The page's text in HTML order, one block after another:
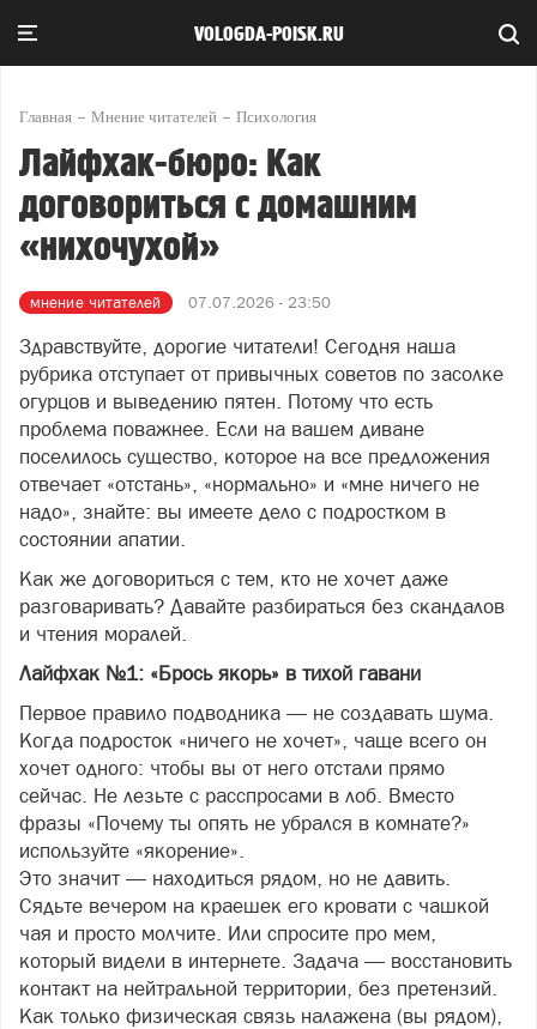
VOLOGDA-POISK.RU
Главная Мнение читателей Психология
Лайфхак-бюро: Как
договориться с домашним
«нихочухой»
мнение читателей 07.07.2026 - 23:50
Здравствуйте, дорогие читатели! Сегодня наша
рубрика отступает от привычных советов по засолке
огурцов и выведению пятен. Потому что есть
проблема поважнее. Если на вашем диване
поселилось существо, которое на все предложения
отвечает «отстань», «нормально» и «мне ничего не
надо», знайте: вы имеете дело с подростком в
состоянии апатии.
Как же договориться с тем, кто не хочет даже
разговаривать? Давайте разбираться без скандалов
и чтения моралей.
Лайфхак №1: «Брось якорь» в тихой гавани
Первое правило подводника — не создавать шума.
Когда подросток «ничего не хочет», чаще всего он
хочет одного: чтобы вы от него отстали прямо
сейчас. Не лезьте с расспросами в лоб. Вместо
фразы «Почему ты опять не убрался в комнате?»
используйте «якорение».
Это значит — находиться рядом, но не давить.
Сядьте вечером на краешек его кровати с чашкой
чая и просто молчите. Или спросите про мем,
который видели в интернете. Задача — восстановить
контакт на нейтральной территории, без претензий.
Как только физическая связь налажена (вы рядом),